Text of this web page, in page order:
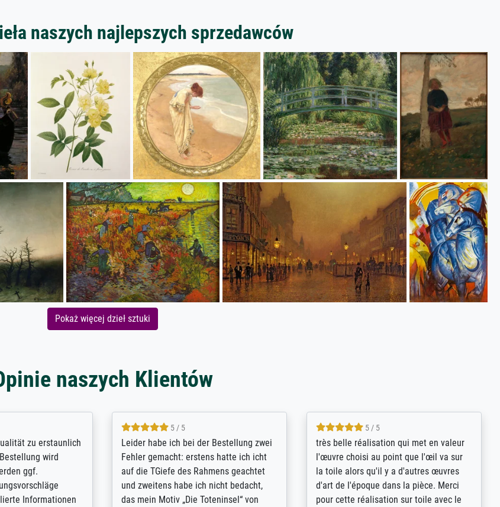
naszych najlepszych sprzedawców
Pokaż więcej dzieł sztuki
naszych Klientów
The
payment process
efficient and
expectations. I
and found the site
5 / 5
The team at Meisterdrucke strives to
meet its clients demands, and provides
expert advice on how to obtain the best
results for the prints requested by the
client. The company has a vast
5 / 5
eine große Auswahl an Bildern und
deren Reproduktionsmöglichkeiten;
wurde sehr gut durch die einzelnen
Bestellkriterien geführt, verständliche
Erklärungen, z.B. mit Bilddarstellungen,